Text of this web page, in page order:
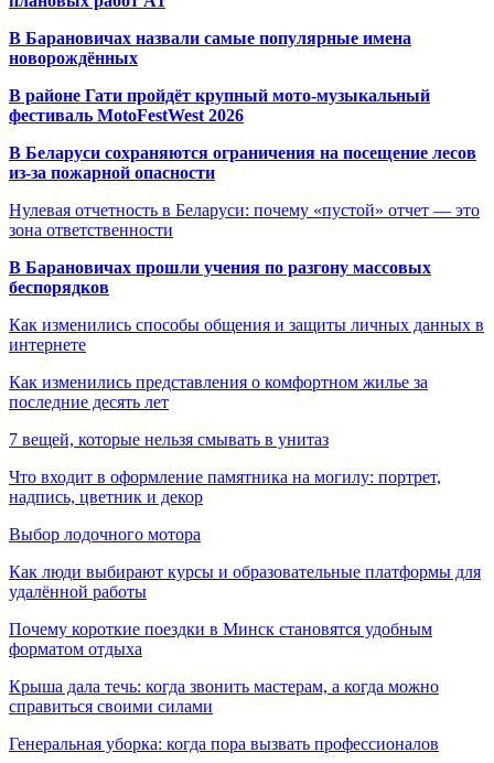
В Барановичах назвали самые популярные имена
новорождённых
В районе Гати пройдёт крупный мото-музыкальный
фестиваль MotoFestWest 2026
В Беларуси сохраняются ограничения на посещение лесов
из-за пожарной опасности
Нулевая отчетность в Беларуси: почему «пустой» отчет — это
зона ответственности
В Барановичах прошли учения по разгону массовых
беспорядков
Как изменились способы общения и защиты личных данных в
интернете
Как изменились представления о комфортном жилье за
последние десять лет
7 вещей, которые нельзя смывать в унитаз
Что входит в оформление памятника на могилу: портрет,
надпись, цветник и декор
Выбор лодочного мотора
Как люди выбирают курсы и образовательные платформы для
удалённой работы
Почему короткие поездки в Минск становятся удобным
форматом отдыха
Крыша дала течь: когда звонить мастерам, а когда можно
справиться своими силами
Генеральная уборка: когда пора вызвать профессионалов